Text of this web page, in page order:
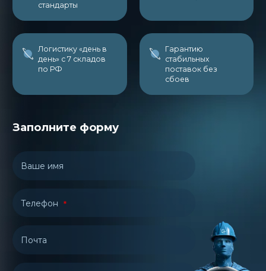
стандарты
Логистику «день в
день» с 7 складов
по РФ
Гарантию
стабильных
поставок без
сбоев
Заполните форму
Ваше имя
Телефон
Почта